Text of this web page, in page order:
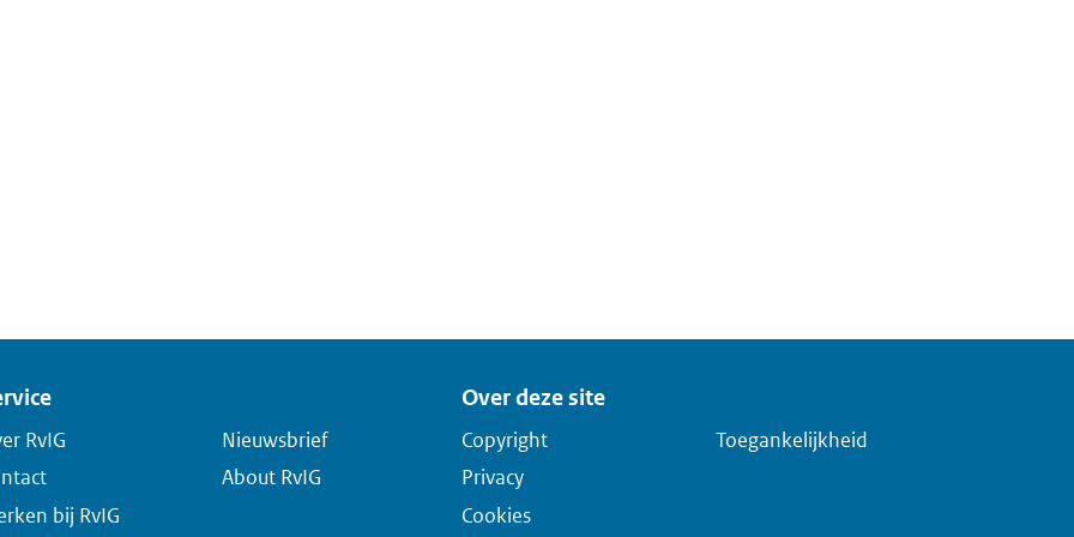
RvIG
bij RvIG
Nieuwsbrief
About RvIG
Over deze site
Copyright
Privacy
Cookies
Toegankelijkheid